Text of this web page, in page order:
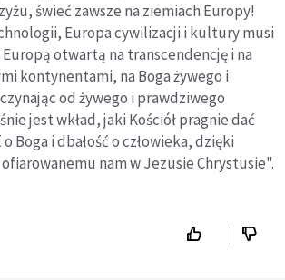
świeć zawsze na ziemiach Europy!
Europa cywilizacji i kultury musi
otwartą na transcendencję i na
kontynentami, na Boga żywego i
od żywego i prawdziwego
jest wkład, jaki Kościół pragnie dać
Boga i dbałość o człowieka, dzięki
nam w Jezusie Chrystusie".